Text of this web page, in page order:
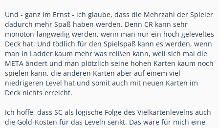
Und - ganz im Ernst - ich glaube, dass die Mehrzahl der Spieler
dadurch mehr Spaß haben werden. Denn CR kann sehr
monoton-langweilig werden, wenn man nur ein hoch geleveltes
Deck hat. Und tödlich für den Spielspaß kann es werden, wenn
man in Ladder kaum mehr was reißen kann, weil sich mal die
META ändert und man plötzlich seine hohen Karten kaum noch
spielen kann, die anderen Karten aber auf einem viel
niedrigeren Level hat und somit auch mit neuen Karten im
Deck nichts erreicht.
Ich hoffe, dass SC als logische Folge des Vielkartenlevelns auch
die Gold-Kosten für das Leveln senkt. Das wäre für mich eine